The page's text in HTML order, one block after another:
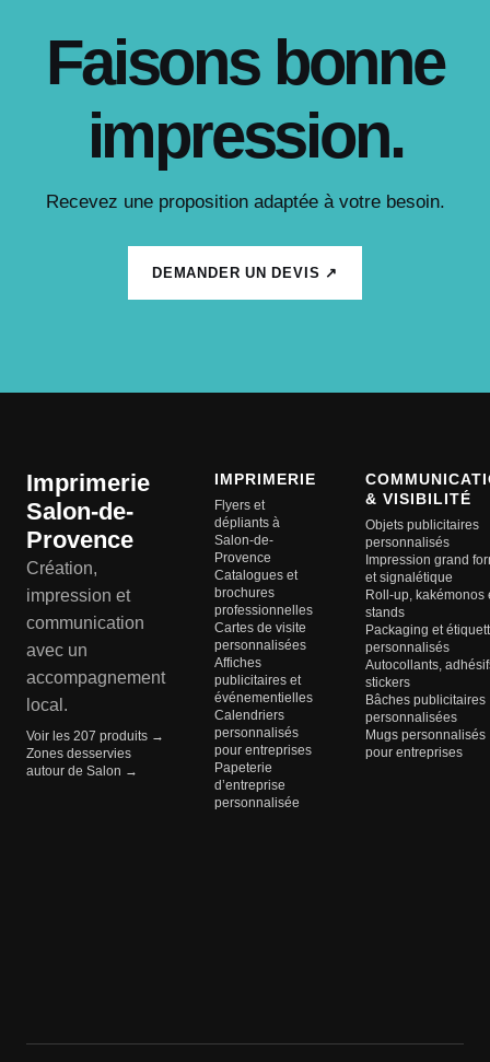
Faisons bonne
impression.
Recevez une proposition adaptée à votre besoin.
DEMANDER UN DEVIS ↗
Imprimerie
Salon-de-
Provence
Création,
impression et
communication
avec un
accompagnement
local.
Voir les 207 produits →
Zones desservies
autour de Salon →
IMPRIMERIE
Flyers et
dépliants à
Salon-de-
Provence
Catalogues et
brochures
professionnelles
Cartes de visite
personnalisées
Affiches
publicitaires et
événementielles
Calendriers
personnalisés
pour entreprises
Papeterie
d’entreprise
personnalisée
& VISIBILITÉ
Objets publicitaires
personnalisés
Impression grand
et signalétique
Roll-up, kakémonos
stands
Packaging et
personnalisés
Autocollants,
stickers
Bâches publicitaires
personnalisées
Mugs personnalisés
pour entreprises